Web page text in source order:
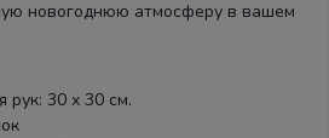
новогоднюю атмосферу в вашем
рук: 30 х 30 см.